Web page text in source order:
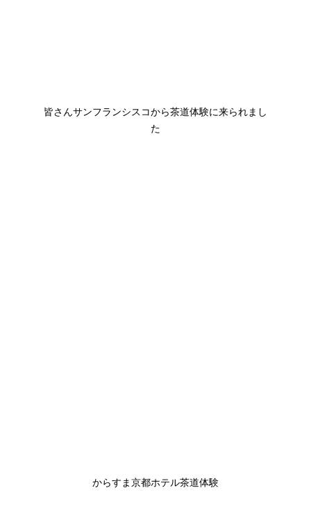
皆さんサンフランシスコから茶道体験に来られまし
た
からすま京都ホテル茶道体験